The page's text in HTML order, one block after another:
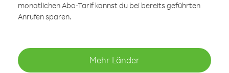
monatlichen Abo-Tarif kannst du bei bereits geführten
Anrufen sparen.
Mehr Länder